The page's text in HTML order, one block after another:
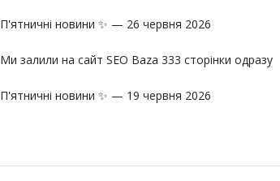
П'ятничні новини ✨ — 26 червня 2026
Ми залили на сайт SEO Baza 333 сторінки одразу
П'ятничні новини ✨ — 19 червня 2026